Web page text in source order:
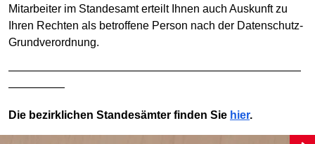
Mitarbeiter im Standesamt erteilt Ihnen auch Auskunft zu
Ihren Rechten als betroffene Person nach der Datenschutz-
Grundverordnung.
——————————————————————————
—————
Die bezirklichen Standesämter finden Sie hier.